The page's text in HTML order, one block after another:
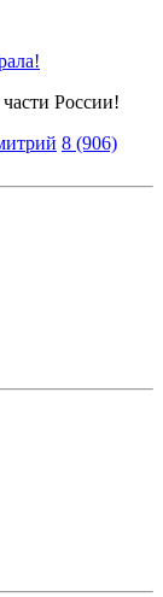
России!
8 (906)